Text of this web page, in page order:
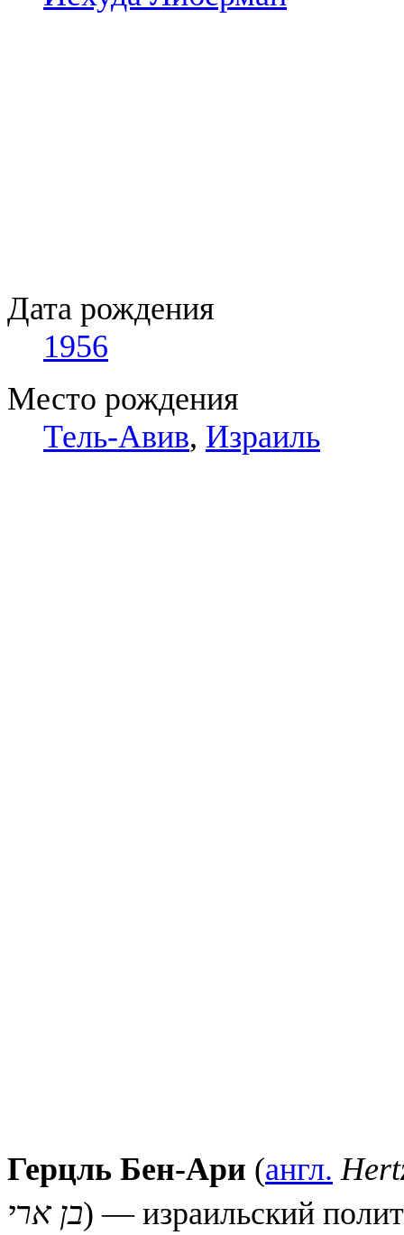
Дата рождения
1956
Место рождения
Тель-Авив, Израиль
Герцль Бен-Ари (англ.
בן ארי) — израильский